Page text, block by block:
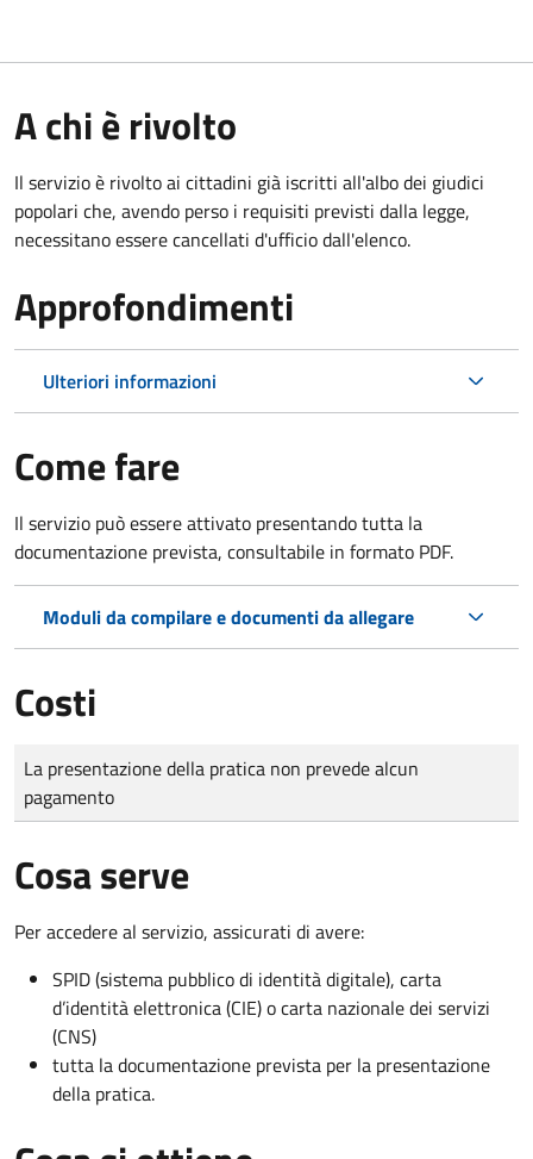
A chi è rivolto
Il servizio è rivolto ai cittadini già iscritti all'albo dei giudici
popolari che, avendo perso i requisiti previsti dalla legge,
necessitano essere cancellati d'ufficio dall'elenco.
Approfondimenti
Ulteriori informazioni
Come fare
Il servizio può essere attivato presentando tutta la
documentazione prevista, consultabile in formato PDF.
Moduli da compilare e documenti da allegare
Costi
Tipo di pagamento
Importo
La presentazione della pratica non prevede alcun
pagamento
Cosa serve
Per accedere al servizio, assicurati di avere:
SPID (sistema pubblico di identità digitale), carta
d’identità elettronica (CIE) o carta nazionale dei servizi
(CNS)
tutta la documentazione prevista per la presentazione
della pratica.